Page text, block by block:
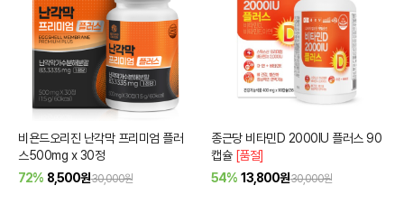
비욘드오리진 난각막 프리미엄 플러
스500mg x 30정
72% 8,500원30,000원
종근당 비타민D 2000IU 플러스 90
캡슐 [품절]
54% 13,800원30,000원